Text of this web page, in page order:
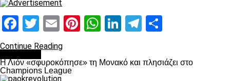
Facebook
Twitter
EmailPinterest
WhatsApp
LinkedIn
Telegram
Continue Reading
Η Λιόν «σφυροκόπησε» τη Μονακό και πλησιάζει στο
Champions League